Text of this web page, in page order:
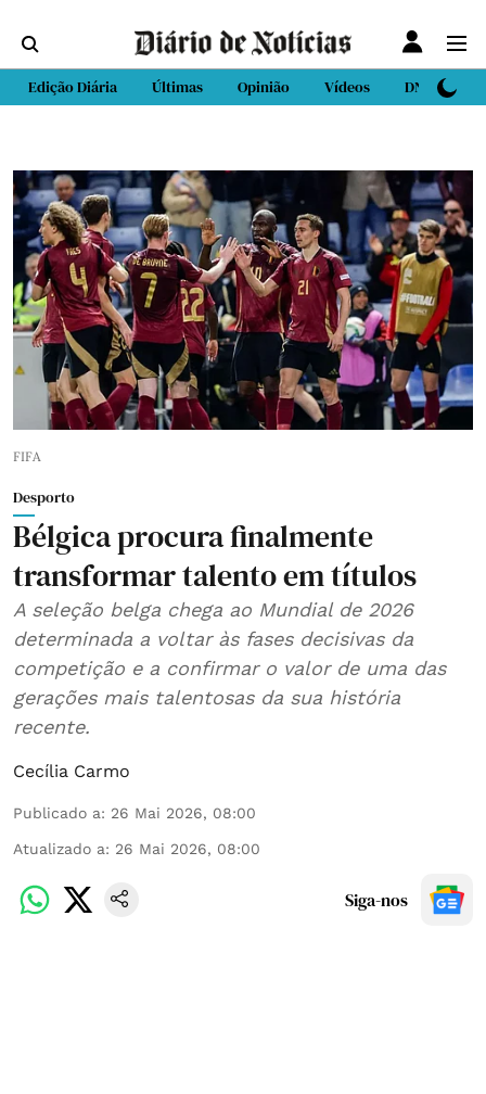
Edição Diária Últimas Opinião Vídeos DN Sport
FIFA
Desporto
Bélgica procura finalmente
transformar talento em títulos
A seleção belga chega ao Mundial de 2026
determinada a voltar às fases decisivas da
competição e a confirmar o valor de uma das
gerações mais talentosas da sua história
recente.
Cecília Carmo
Publicado a: 26 Mai 2026, 08:00
Atualizado a: 26 Mai 2026, 08:00
Siga-nos